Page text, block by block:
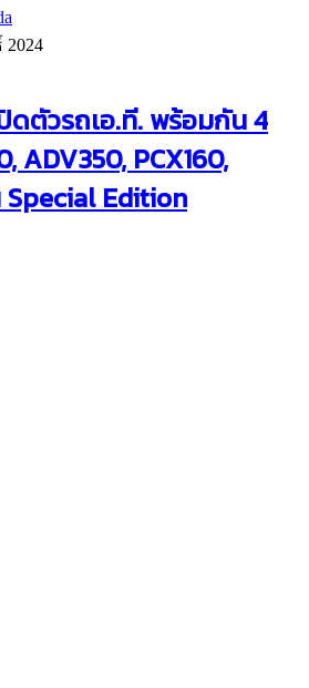
ดตัวรถเอ.ที. พร้อมกัน 4
ADV350, PCX160,
Special Edition